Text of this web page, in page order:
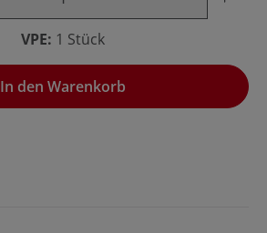
VPE: 1 Stück
In den Warenkorb